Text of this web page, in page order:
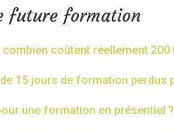
future formation
coûtent réellement 200
15 jours de formation perdus
une formation en présentiel ?